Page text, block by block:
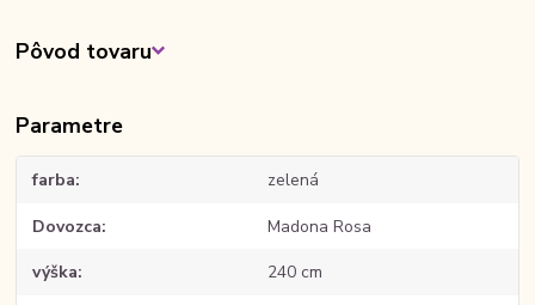
Pôvod tovaru
Parametre
farba zelená
Dovozca Madona Rosa
výška 240 cm